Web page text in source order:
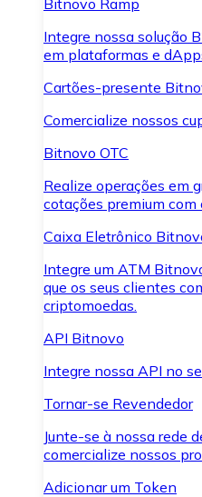
Bitnovo Ramp
Integre nossa solução
em plataformas e
Cartões-presente
Comercialize nossos
Bitnovo OTC
Realize operações em
cotações premium com
Caixa Eletrônico
Integre um ATM
que os seus clientes
criptomoedas.
API Bitnovo
Integre nossa API no
Tornar-se Revendedor
Junte-se à nossa rede
comercialize nossos
Adicionar um Token